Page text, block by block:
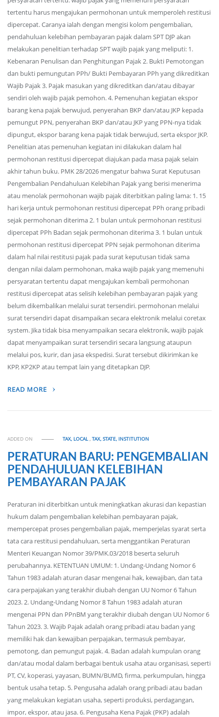
tertentu harus mengajukan permohonan untuk memperoleh restitusi
dipercepat. Caranya ialah dengan mengisi kolom pengembalian,
pendahuluan kelebihan pembayaran pajak dalam SPT DJP akan
melakukan penelitian terhadap SPT wajib pajak yang meliputi: 1.
Kebenaran Penulisan dan Penghitungan Pajak 2. Bukti Pemotongan
dan bukti pemungutan PPh/ Bukti Pembayaran PPh yang dikreditkan
Wajib Pajak 3. Pajak masukan yang dikreditkan dan/atau dibayar
sendiri oleh wajib pajak pemohon. 4. Pemenuhan kegiatan ekspor
barang kena pajak berwujud, penyerahan BKP dan/atau JKP kepada
pemungut PPN, penyerahan BKP dan/atau JKP yang PPN-nya tidak
dipungut, ekspor barang kena pajak tidak berwujud, serta ekspor JKP.
Penelitian atas pemenuhan kegiatan ini dilakukan dalam hal
permohonan restitusi dipercepat diajukan pada masa pajak selain
akhir tahun buku. PMK 28/2026 mengatur bahwa Surat Keputusan
Pengembalian Pendahuluan Kelebihan Pajak yang berisi menerima
atau menolak permohonan wajib pajak diterbitkan paling lama: 1. 15
hari kerja untuk permohonan restitusi dipercepat PPh orang pribadi
sejak permohonan diterima 2. 1 bulan untuk permohonan restitusi
dipercepat PPh Badan sejak permohonan diterima 3. 1 bulan untuk
permohonan restitusi dipercepat PPN sejak permohonan diterima
dalam hal nilai restitusi pajak pada surat keputusan tidak sama
dengan nilai dalam permohonan, maka wajib pajak yang memenuhi
persyaratan tertentu dapat mengajukan kembali permohonan
restitusi dipercepat atas selisih kelebihan pembayaran pajak yang
belum dikembalikan melalui surat tersendiri. permohonan melalui
surat tersendiri dapat disampaikan secara elektronik melalui coretax
system. Jika tidak bisa menyampaikan secara elektronik, wajib pajak
dapat menyampaikan surat tersendiri secara langsung ataupun
melalui pos, kurir, dan jasa ekspedisi. Surat tersebut dikirimkan ke
KPP, KP2KP atau tempat lain yang ditetapkan DJP.
READ MORE
ADDED ON TAX, LOCAL,TAX, STATE, INSTITUTION
PERATURAN BARU: PENGEMBALIAN
PENDAHULUAN KELEBIHAN
PEMBAYARAN PAJAK
Peraturan ini diterbitkan untuk meningkatkan akurasi dan kepastian
hukum dalam pengembalian kelebihan pembayaran pajak,
mempercepat proses pengembalian pajak, memperjelas syarat serta
tata cara restitusi pendahuluan, serta menggantikan Peraturan
Menteri Keuangan Nomor 39/PMK.03/2018 beserta seluruh
perubahannya. KETENTUAN UMUM: 1. Undang-Undang Nomor 6
Tahun 1983 adalah aturan dasar mengenai hak, kewajiban, dan tata
cara perpajakan yang terakhir diubah dengan UU Nomor 6 Tahun
2023. 2. Undang-Undang Nomor 8 Tahun 1983 adalah aturan
mengenai PPN dan PPnBM yang terakhir diubah dengan UU Nomor 6
Tahun 2023. 3. Wajib Pajak adalah orang pribadi atau badan yang
memiliki hak dan kewajiban perpajakan, termasuk pembayar,
pemotong, dan pemungut pajak. 4. Badan adalah kumpulan orang
dan/atau modal dalam berbagai bentuk usaha atau organisasi, seperti
PT, CV, koperasi, yayasan, BUMN/BUMD, firma, perkumpulan, hingga
bentuk usaha tetap. 5. Pengusaha adalah orang pribadi atau badan
yang melakukan kegiatan usaha, seperti produksi, perdagangan,
impor, ekspor, atau jasa. 6. Pengusaha Kena Pajak (PKP) adalah